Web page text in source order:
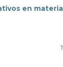
en materia